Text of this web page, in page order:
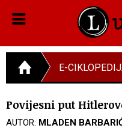
E-
Povijesni put
AUTOR: MLADEN